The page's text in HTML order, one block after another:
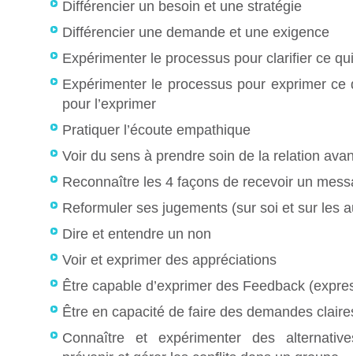
Différencier un besoin et une stratégie
Différencier une demande et une exigence
Expérimenter le processus pour clarifier ce
Expérimenter le processus pour exprimer
pour l’exprimer
Pratiquer l’écoute empathique
Voir du sens à prendre soin de la relation
Reconnaître les 4 façons de recevoir un
Reformuler ses jugements (sur soi et sur les
Dire et entendre un non
Voir et exprimer des appréciations
Être capable d’exprimer des Feedback
Être en capacité de faire des demandes
Connaître et expérimenter des